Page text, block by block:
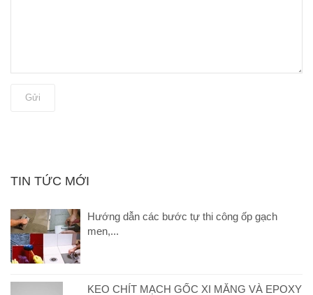
Gửi
TIN TỨC MỚI
Hướng dẫn các bước tự thi công ốp gạch
men,...
KEO CHÍT MẠCH GỐC XI MĂNG VÀ EPOXY